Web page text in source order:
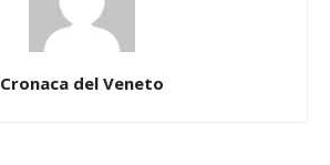
Cronaca del Veneto